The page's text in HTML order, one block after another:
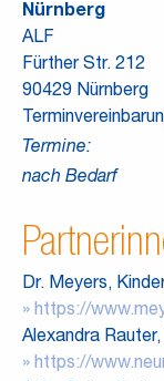
Nürnberg
ALF
Fürther Str. 212
90429 Nürnberg
Termine:
nach Bedarf
Dr. Meyers,
https://
Alexandra
https://